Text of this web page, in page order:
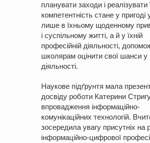
планувати заходи і реалізувати
компетентність стане у пригоді
лише в їхньому щоденному
і суспільному житті, а й у їхній
професійній діяльності,
школярам оцінити свої шанси у
діяльності.
Наукове підґрунтя мала
досвіду роботи Катерини
впровадження інформаційно-
комунікаційних технологій.
зосередила увагу присутніх на
інформаційно-цифрової